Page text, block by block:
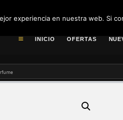
INICIO OFERTAS
experiencia en nuestra web. Si